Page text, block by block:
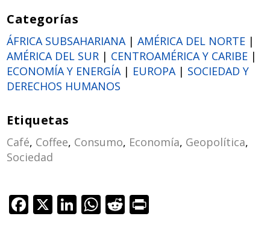
Categorías
ÁFRICA SUBSAHARIANA|AMÉRICA DEL NORTE |
AMÉRICA DEL SUR | CENTROAMÉRICA Y CARIBE |
ECONOMÍA Y ENERGÍA| EUROPA| SOCIEDAD Y
DERECHOS HUMANOS
Etiquetas
Café, Coffee, Consumo, Economía, Geopolítica,
Sociedad
F X Li W R